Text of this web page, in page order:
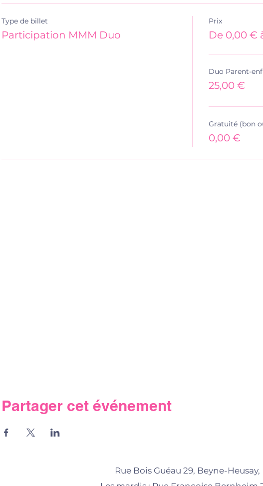
Type de billet
Participation MMM Duo
Prix
De 0,00 €
Duo Parent-
25,00 €
Gratuité (bon
0,00 €
Partager cet événement
Rue Bois Guéau 29, Beyne-